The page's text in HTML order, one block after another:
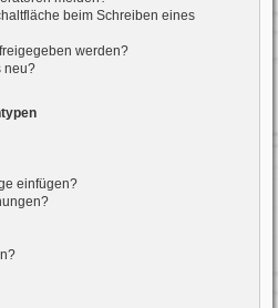
beim Schreiben eines
werden?
neu?
einfügen?